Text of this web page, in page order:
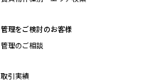
管理をご検討のお客様
管理のご相談
取引実績